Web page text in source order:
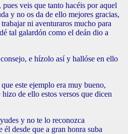
veis que tanto hacéis por aquel
y no os da de ello mejores gracias,
ni aventuraros mucho para
tal galardón como el deán dio a
e hízolo así y hallóse en ello
este ejemplo era muy bueno,
de ello estos versos que dicen
y no te lo reconozca
él desde que a gran honra suba